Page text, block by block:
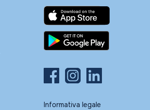
Informativa legale